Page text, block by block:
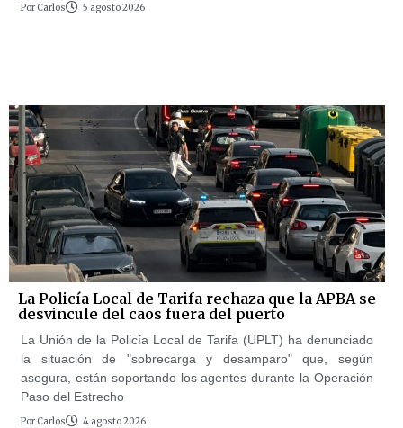
Por Carlos 5 agosto 2026
La Policía Local de Tarifa rechaza que la APBA se
desvincule del caos fuera del puerto
La Unión de la Policía Local de Tarifa (UPLT) ha denunciado
la situación de "sobrecarga y desamparo" que, según
asegura, están soportando los agentes durante la Operación
Paso del Estrecho
Por Carlos 4 agosto 2026